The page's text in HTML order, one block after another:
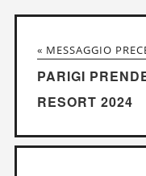
« MESSAGGIO
PARIGI
RESORT 2024